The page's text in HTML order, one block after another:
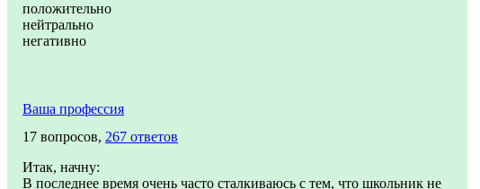
положительно
нейтрально
негативно
Ваша профессия
17 вопросов, 267 ответов
Итак, начну:
В последнее время очень часто сталкиваюсь с тем, что школьник не